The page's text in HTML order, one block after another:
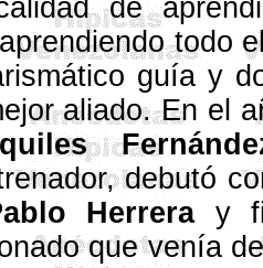
de
todo
guía y
aliado. En el
debutó
Herreray
que venía